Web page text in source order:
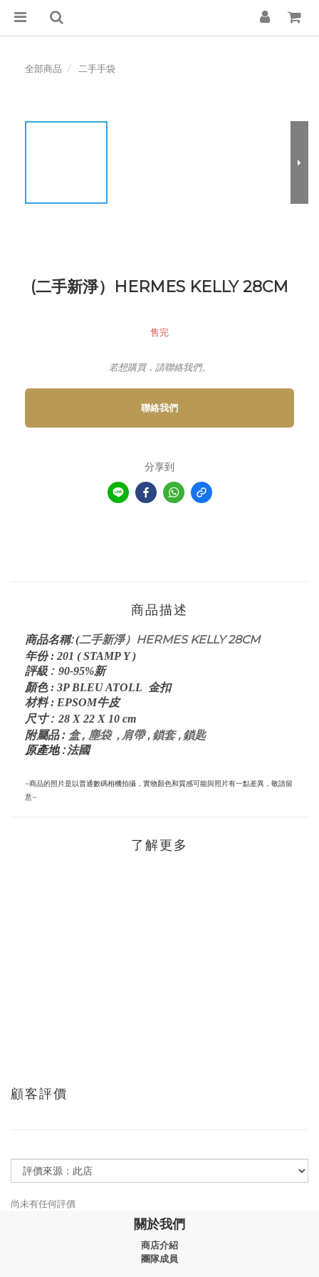
全部商品 二手手袋
(二手新淨）HERMES KELLY 28CM
售完
若想購買，請聯絡我們。
聯絡我們
分享到
商品描述
商品名稱:(二手新淨）HERMES KELLY 28CM
年份: 201 ( STAMP Y )
評級 : 90-95%新
顏色: 3P BLEU ATOLL 金扣
材料: EPSOM牛皮
尺寸: 28 X 22 X 10 cm
附屬品: 盒 , 塵袋 , 肩帶 , 鎖套 , 鎖匙
原產地 : 法國
~商品的照片是以普通數碼相機拍攝，實物顏色和質感可能與照片有一點差異，敬請留
意~
了解更多
顧客評價
尚未有任何評價
關於我們
商店介紹
團隊成員